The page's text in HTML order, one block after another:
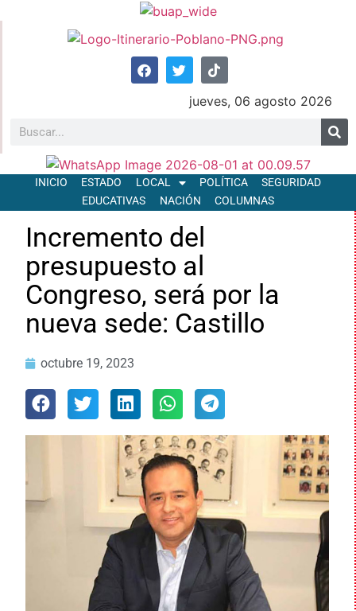
jueves, 06 agosto 2026
INICIO ESTADO LOCAL POLÍTICA
SEGURIDAD
EDUCATIVAS
NACIÓN COLUMNAS
Incremento del
presupuesto al
Congreso, será por la
nueva sede: Castillo
octubre 19, 2023